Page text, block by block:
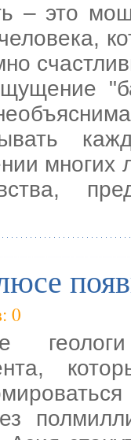
– это
многих
0